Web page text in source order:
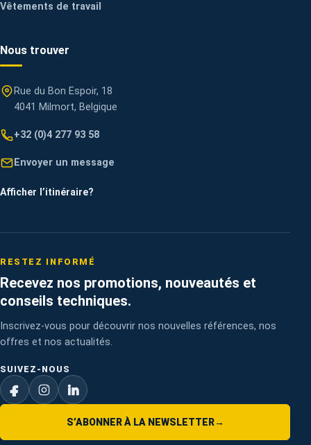
Vêtements de travail
Nous trouver
Rue du Bon Espoir, 18
4041 Milmort, Belgique
+32 (0)4 277 93 58
Envoyer un message
Afficher l’itinéraire?
RESTEZ INFORMÉ
Recevez nos promotions, nouveautés et
conseils techniques.
Inscrivez-vous pour découvrir nos nouvelles références, nos
offres et nos actualités.
SUIVEZ-NOUS
S’ABONNER À LA NEWSLETTER→